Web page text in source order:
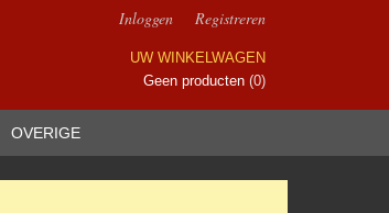
Inloggen Registreren
UW WINKELWAGEN
Geen producten (0)
OVERIGE